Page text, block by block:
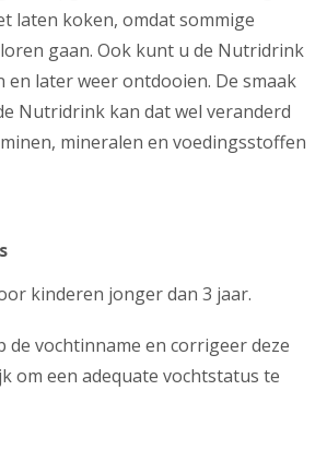
laten koken, omdat sommige
gaan. Ook kunt u de Nutridrink
en later weer ontdooien. De smaak
Nutridrink kan dat wel veranderd
mineralen en voedingsstoffen
kinderen jonger dan 3 jaar.
de vochtinname en corrigeer deze
om een adequate vochtstatus te